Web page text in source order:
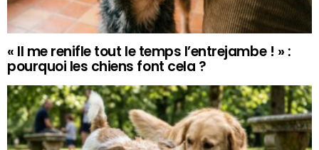
« Il me renifle tout le temps l’entrejambe ! » :
pourquoi les chiens font cela ?